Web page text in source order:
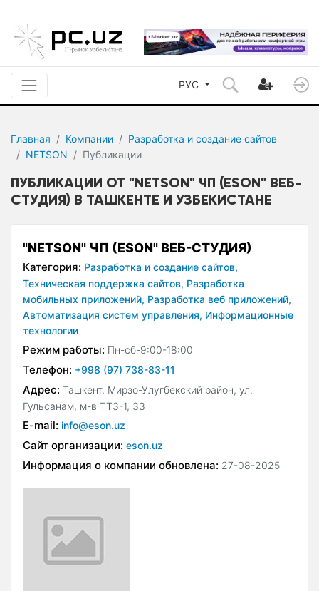
РУС
Главная Компании
Разработка и создание сайтов
NETSON
Публикации
ПУБЛИКАЦИИ ОТ "NETSON" ЧП (ESON" ВЕБ-
СТУДИЯ) В ТАШКЕНТЕ И УЗБЕКИСТАНЕ
"NETSON" ЧП (ESON" ВЕБ-СТУДИЯ)
Категория: Разработка и создание сайтов,
Техническая поддержка сайтов, Разработка
мобильных приложений, Разработка веб приложений,
Автоматизация систем управления, Информационные
технологии
Режим работы: Пн-сб-9:00-18:00
Телефон: +998 (97) 738-83-11
Адрес: Ташкент, Мирзо-Улугбекский район, ул.
Гульсанам, м-в ТТЗ-1, 33
E-mail: info@eson.uz
Сайт организации: eson.uz
Информация о компании обновлена: 27-08-2025